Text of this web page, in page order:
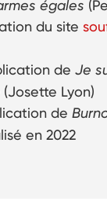
égales
du site
de Je
(Josette Lyon)
de
en 2022